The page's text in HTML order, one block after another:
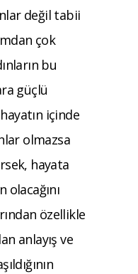
değil tabii
çok
bu
güçlü
içinde
olmazsa
hayata
olacağını
özellikle
anlayış ve